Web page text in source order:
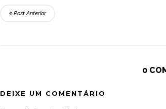
Post Anterior
0
DEIXE UM COMENTÁRIO